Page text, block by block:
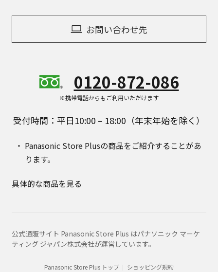
お問い合わせ先
0120-872-086
※携帯電話からもご利用いただけます
受付時間：平日10:00 – 18:00（年末年始を除く）
Panasonic Store Plusの商品をご紹介することがあ
ります。
具体的な商品を見る
公式通販サイト Panasonic Store Plus はパナソニック マーケ
ティング ジャパン株式会社が運営しています。
Panasonic Store Plus トップ
ショッピング規約